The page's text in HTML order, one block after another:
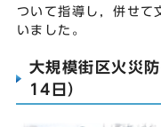
ついて指導し，併せて
いました。
大規模街区火災
14日）